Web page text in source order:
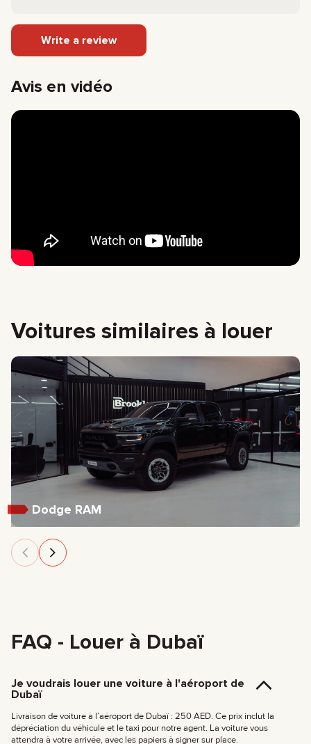
Write a review
Avis en vidéo
Voitures similaires à louer
Dodge RAM
FAQ - Louer à Dubaï
Je voudrais louer une voiture à l'aéroport de
Dubaï
Livraison de voiture à l’aéroport de Dubaï : 250 AED. Ce prix inclut la
dépréciation du véhicule et le taxi pour notre agent. La voiture vous
attendra à votre arrivée, avec les papiers à signer sur place.